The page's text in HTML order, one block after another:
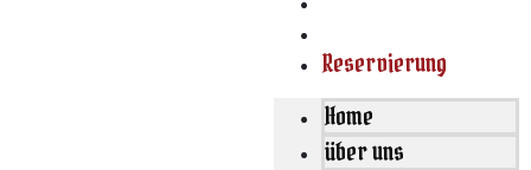
Reservierung
Home
über uns